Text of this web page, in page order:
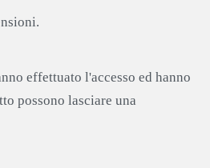
effettuato l'accesso ed hanno
possono lasciare una